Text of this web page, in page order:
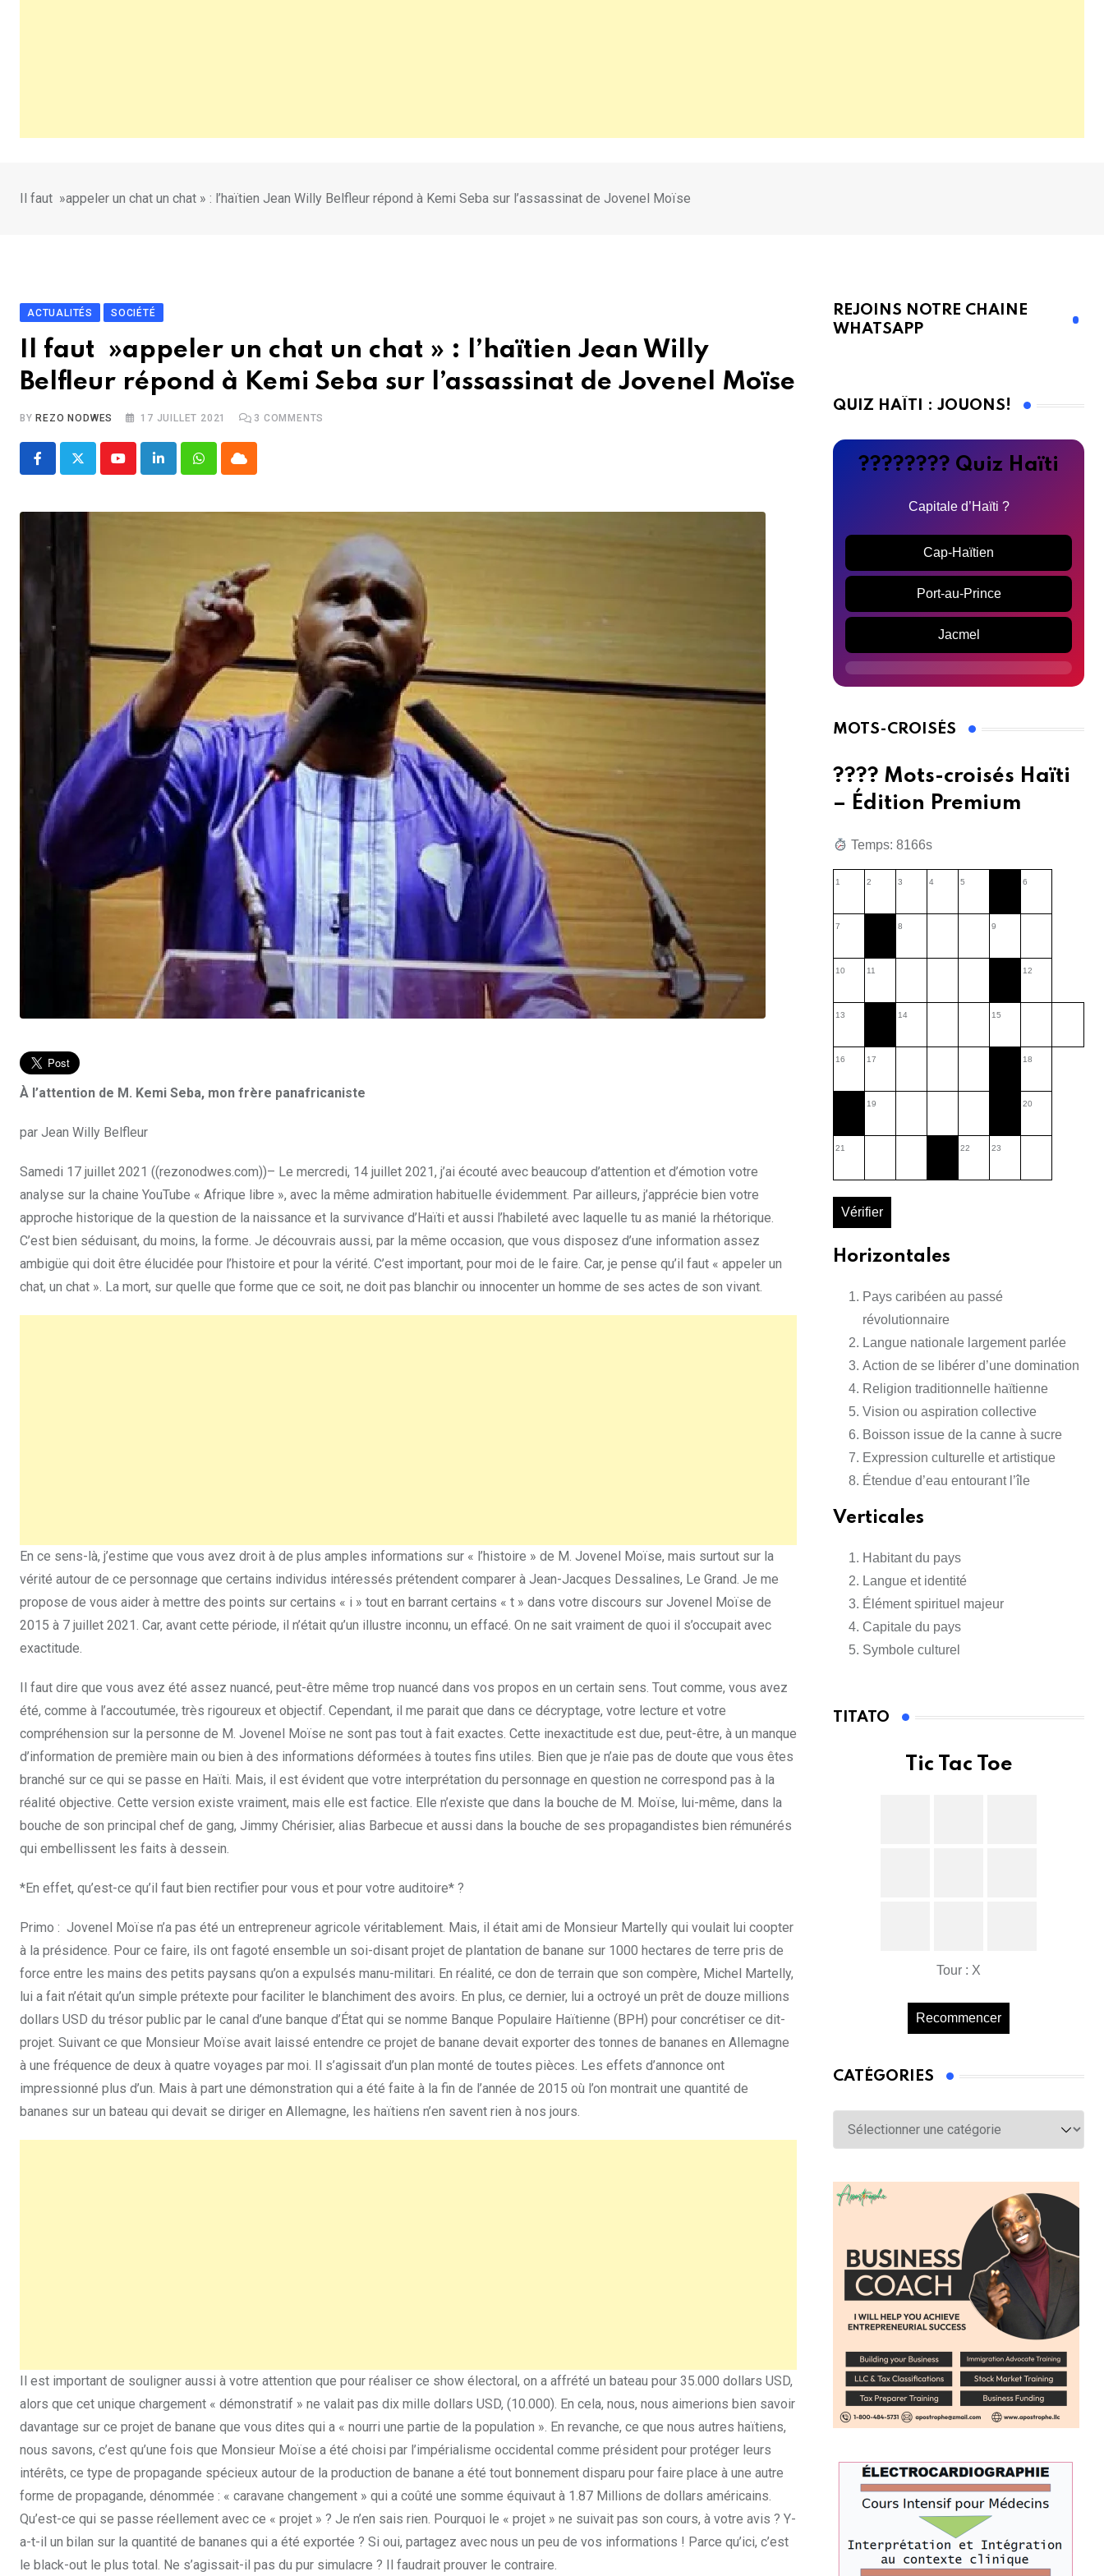
Il faut »appeler un chat un chat » : l’haïtien Jean Willy Belfleur répond à Kemi Seba sur l’assassinat de Jovenel Moïse
ACTUALITÉS SOCIÉTÉ
Il faut »appeler un chat un chat » : l’haïtien Jean Willy
Belfleur répond à Kemi Seba sur l’assassinat de Jovenel Moïse
BY REZO NODWES 17 JUILLET 2021 3 COMMENTS
YoutubeLinkedInWhatsappCloud
À l’attention de M. Kemi Seba, mon frère panafricaniste
par Jean Willy Belfleur
Samedi 17 juillet 2021 ((rezonodwes.com))– Le mercredi, 14 juillet 2021, j’ai écouté avec beaucoup d’attention et d’émotion votre
analyse sur la chaine YouTube « Afrique libre », avec la même admiration habituelle évidemment. Par ailleurs, j’apprécie bien votre
approche historique de la question de la naissance et la survivance d’Haïti et aussi l’habileté avec laquelle tu as manié la rhétorique.
C’est bien séduisant, du moins, la forme. Je découvrais aussi, par la même occasion, que vous disposez d’une information assez
ambigüe qui doit être élucidée pour l’histoire et pour la vérité. C’est important, pour moi de le faire. Car, je pense qu’il faut « appeler un
chat, un chat ». La mort, sur quelle que forme que ce soit, ne doit pas blanchir ou innocenter un homme de ses actes de son vivant.
En ce sens-là, j’estime que vous avez droit à de plus amples informations sur « l’histoire » de M. Jovenel Moїse, mais surtout sur la
vérité autour de ce personnage que certains individus intéressés prétendent comparer à Jean-Jacques Dessalines, Le Grand. Je me
propose de vous aider à mettre des points sur certains « i » tout en barrant certains « t » dans votre discours sur Jovenel Moïse de
2015 à 7 juillet 2021. Car, avant cette période, il n’était qu’un illustre inconnu, un effacé. On ne sait vraiment de quoi il s’occupait avec
exactitude.
Il faut dire que vous avez été assez nuancé, peut-être même trop nuancé dans vos propos en un certain sens. Tout comme, vous avez
été, comme à l’accoutumée, très rigoureux et objectif. Cependant, il me parait que dans ce décryptage, votre lecture et votre
compréhension sur la personne de M. Jovenel Moïse ne sont pas tout à fait exactes. Cette inexactitude est due, peut-être, à un manque
d’information de première main ou bien à des informations déformées à toutes fins utiles. Bien que je n’aie pas de doute que vous êtes
branché sur ce qui se passe en Haïti. Mais, il est évident que votre interprétation du personnage en question ne correspond pas à la
réalité objective. Cette version existe vraiment, mais elle est factice. Elle n’existe que dans la bouche de M. Moïse, lui-même, dans la
bouche de son principal chef de gang, Jimmy Chérisier, alias Barbecue et aussi dans la bouche de ses propagandistes bien rémunérés
qui embellissent les faits à dessein.
*En effet, qu’est-ce qu’il faut bien rectifier pour vous et pour votre auditoire* ?
Primo : Jovenel Moïse n’a pas été un entrepreneur agricole véritablement. Mais, il était ami de Monsieur Martelly qui voulait lui coopter
à la présidence. Pour ce faire, ils ont fagoté ensemble un soi-disant projet de plantation de banane sur 1000 hectares de terre pris de
force entre les mains des petits paysans qu’on a expulsés manu-militari. En réalité, ce don de terrain que son compère, Michel Martelly,
lui a fait n’était qu’un simple prétexte pour faciliter le blanchiment des avoirs. En plus, ce dernier, lui a octroyé un prêt de douze millions
dollars USD du trésor public par le canal d’une banque d’État qui se nomme Banque Populaire Haïtienne (BPH) pour concrétiser ce dit-
projet. Suivant ce que Monsieur Moïse avait laissé entendre ce projet de banane devait exporter des tonnes de bananes en Allemagne
à une fréquence de deux à quatre voyages par moi. Il s’agissait d’un plan monté de toutes pièces. Les effets d’annonce ont
impressionné plus d’un. Mais à part une démonstration qui a été faite à la fin de l’année de 2015 où l’on montrait une quantité de
bananes sur un bateau qui devait se diriger en Allemagne, les haïtiens n’en savent rien à nos jours.
Il est important de souligner aussi à votre attention que pour réaliser ce show électoral, on a affrété un bateau pour 35.000 dollars USD,
alors que cet unique chargement « démonstratif » ne valait pas dix mille dollars USD, (10.000). En cela, nous, nous aimerions bien savoir
davantage sur ce projet de banane que vous dites qui a « nourri une partie de la population ». En revanche, ce que nous autres haïtiens,
nous savons, c’est qu’une fois que Monsieur Moïse a été choisi par l’impérialisme occidental comme président pour protéger leurs
intérêts, ce type de propagande spécieux autour de la production de banane a été tout bonnement disparu pour faire place à une autre
forme de propagande, dénommée : « caravane changement » qui a coûté une somme équivaut à 1.87 Millions de dollars américains.
Qu’est-ce qui se passe réellement avec ce « projet » ? Je n’en sais rien. Pourquoi le « projet » ne suivait pas son cours, à votre avis ? Y-
a-t-il un bilan sur la quantité de bananes qui a été exportée ? Si oui, partagez avec nous un peu de vos informations ! Parce qu’ici, c’est
le black-out le plus total. Ne s’agissait-il pas du pur simulacre ? Il faudrait prouver le contraire.
REJOINS NOTRE CHAINE
WHATSAPP
QUIZ HAÏTI : JOUONS!
???????? Quiz Haïti
Capitale d’Haïti ?
Cap-Haïtien
Port-au-Prince
Jacmel
MOTS-CROISÉS
???? Mots-croisés Haïti
– Édition Premium
Temps: 8167s
1 2 3 4 5 6
7 8 9
10 11 12
13 14 15
16 17 18
19 20
21 22 23
Vérifier
Horizontales
Pays caribéen au passé
révolutionnaire
Langue nationale largement parlée
Action de se libérer d’une domination
Religion traditionnelle haïtienne
Vision ou aspiration collective
Boisson issue de la canne à sucre
Expression culturelle et artistique
Étendue d’eau entourant l’île
Verticales
Habitant du pays
Langue et identité
Élément spirituel majeur
Capitale du pays
Symbole culturel
TITATO
Tic Tac Toe
Tour : X
Recommencer
CATÉGORIES
Catégories